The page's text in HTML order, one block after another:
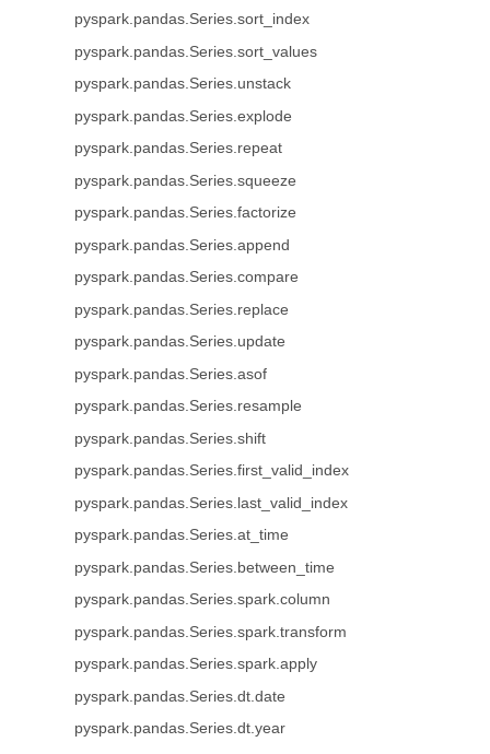
pyspark.pandas.Series.sort_index
pyspark.pandas.Series.sort_values
pyspark.pandas.Series.unstack
pyspark.pandas.Series.explode
pyspark.pandas.Series.repeat
pyspark.pandas.Series.squeeze
pyspark.pandas.Series.factorize
pyspark.pandas.Series.append
pyspark.pandas.Series.compare
pyspark.pandas.Series.replace
pyspark.pandas.Series.update
pyspark.pandas.Series.asof
pyspark.pandas.Series.resample
pyspark.pandas.Series.shift
pyspark.pandas.Series.first_valid_index
pyspark.pandas.Series.last_valid_index
pyspark.pandas.Series.at_time
pyspark.pandas.Series.between_time
pyspark.pandas.Series.spark.column
pyspark.pandas.Series.spark.transform
pyspark.pandas.Series.spark.apply
pyspark.pandas.Series.dt.date
pyspark.pandas.Series.dt.year